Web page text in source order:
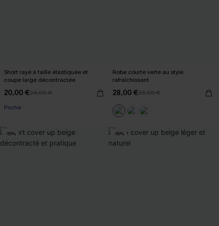
Short rayé à taille élastiquée et
coupe large décontractée
20,00 €24,00 €
Poche
Robe courte verte au style
rafraîchissant
28,00 €33,00 €
-19% -19%